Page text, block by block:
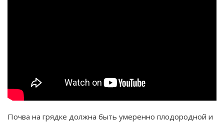
Почва на грядке должна быть умеренно плодородной и